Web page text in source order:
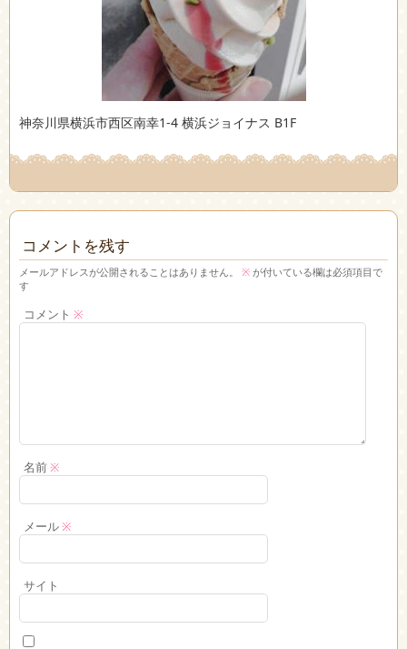
神奈川県横浜市西区南幸1-4 横浜ジョイナス B1F
コメントを残す
メールアドレスが公開されることはありません。 ※ が付いている欄は必須項目で
す
コメント ※
名前※
メール※
サイト